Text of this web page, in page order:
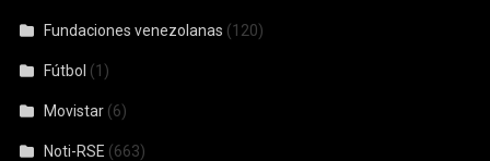
Fundaciones venezolanas (120)
Fútbol (1)
Movistar (6)
Noti-RSE (663)